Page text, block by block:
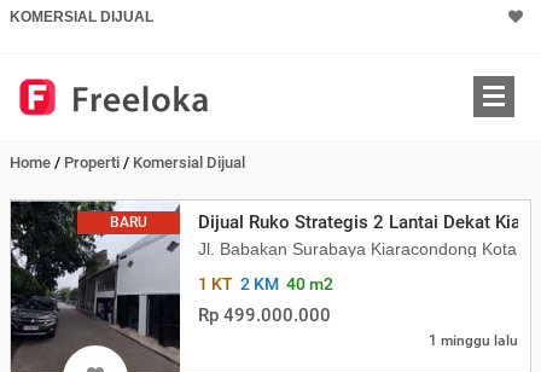
KOMERSIAL DIJUAL
Home / Properti / Komersial Dijual
BARU Dijual Ruko Strategis 2 Lantai Dekat Kiara
Jl. Babakan Surabaya Kiaracondong Kota
1 KT 2 KM 40 m2
Rp 499.000.000
1 minggu lalu